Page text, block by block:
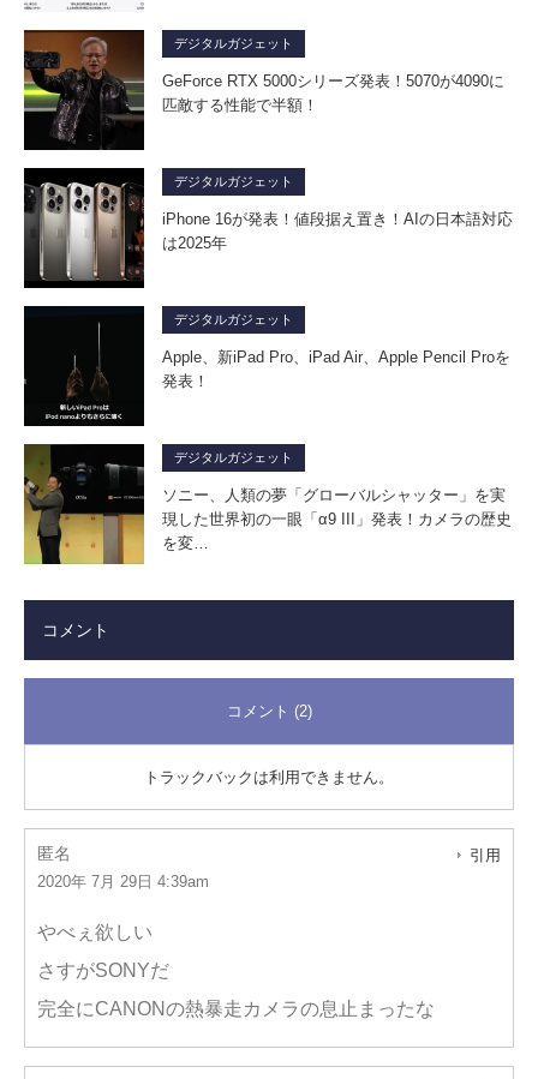
デジタルガジェット
GeForce RTX 5000シリーズ発表！5070が4090に
匹敵する性能で半額！
デジタルガジェット
iPhone 16が発表！値段据え置き！AIの日本語対応
は2025年
デジタルガジェット
Apple、新iPad Pro、iPad Air、Apple Pencil Proを
発表！
デジタルガジェット
ソニー、人類の夢「グローバルシャッター」を実
現した世界初の一眼「α9 III」発表！カメラの歴史
を変…
コメント
コメント (2)
トラックバックは利用できません。
匿名
2020年 7月 29日 4:39am
引用
やべぇ欲しい
さすがSONYだ
完全にCANONの熱暴走カメラの息止まったな